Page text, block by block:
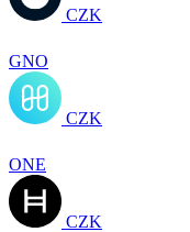
CZK
GNO
CZK
ONE
CZK